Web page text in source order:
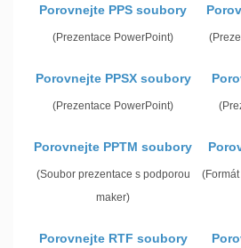
Porovnejte PPS soubory
(Prezentace PowerPoint)
Porovnejte PPSX soubory
(Prezentace PowerPoint)
Porovnejte PPTM soubory
(Soubor prezentace s podporou
maker)
Porovnejte RTF soubory